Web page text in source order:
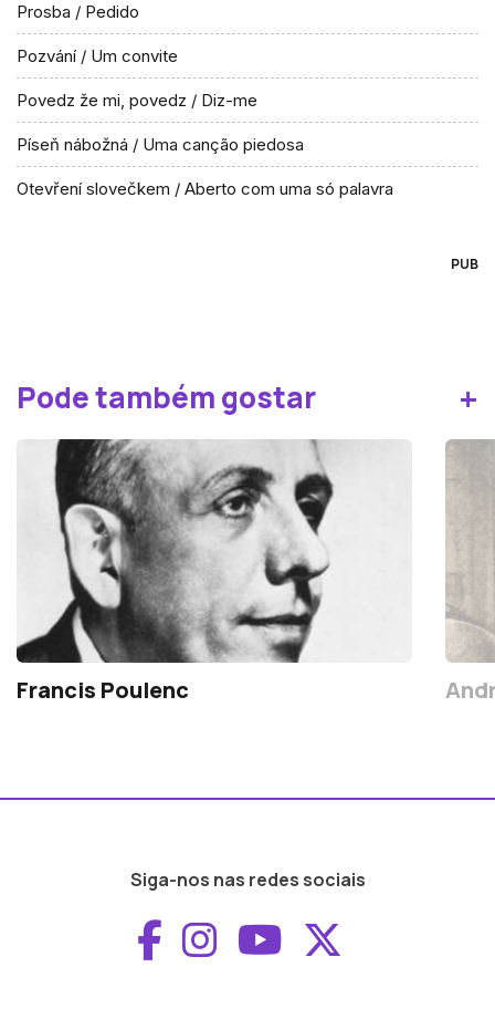
Prosba / Pedido
Pozvání / Um convite
Povedz že mi, povedz / Diz-me
Píseň nábožná / Uma canção piedosa
Otevření slovečkem / Aberto com uma só palavra
PUB
Pode também gostar +
Francis Poulenc
Siga-nos nas redes sociais
Aceder ao
Aceder ao
Aceder ao